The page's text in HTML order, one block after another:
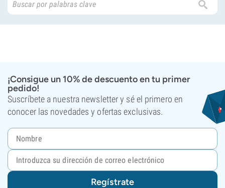
¡Consigue un 10% de descuento en tu primer
pedido!
Suscríbete a nuestra newsletter y sé el primero en
conocer las novedades y ofertas exclusivas.
Regístrate